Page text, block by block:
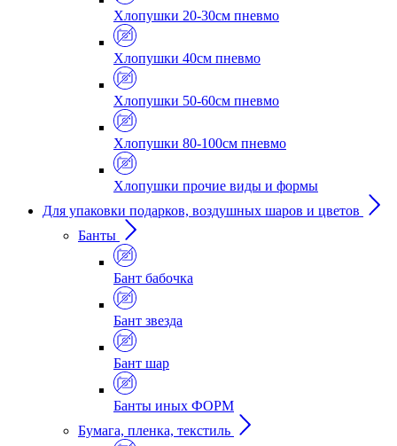
Хлопушки 20-30см пневмо
Хлопушки 40см пневмо
Хлопушки 50-60см пневмо
Хлопушки 80-100см пневмо
Хлопушки прочие виды и формы
Для упаковки подарков, воздушных шаров и цветов
Банты
Бант бабочка
Бант звезда
Бант шар
Банты иных ФОРМ
Бумага, пленка, текстиль